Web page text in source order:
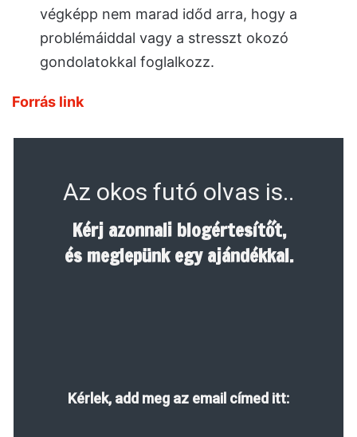
végképp nem marad időd arra, hogy a
problémáiddal vagy a stresszt okozó
gondolatokkal foglalkozz.
Forrás link
Az okos futó olvas is..
Kérj azonnali blogértesítőt,
és meglepünk egy ajándékkal.
Kérlek, add meg az email címed itt: